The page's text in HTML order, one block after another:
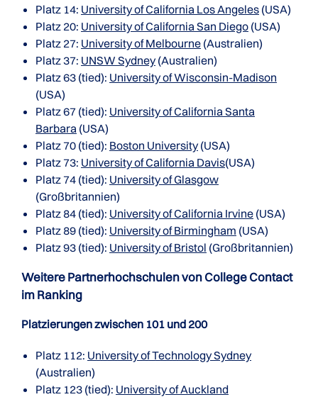
Platz 14: University of California Los Angeles (USA)
Platz 20: University of California San Diego (USA)
Platz 27: University of Melbourne (Australien)
Platz 37: UNSW Sydney(Australien)
Platz 63 (tied): University of Wisconsin-Madison
(USA)
Platz 67 (tied): University of California Santa
Barbara (USA)
Platz 70 (tied): Boston University(USA)
Platz 73: University of California Davis(USA)
Platz 74 (tied): University of Glasgow
(Großbritannien)
Platz 84 (tied): University of California Irvine (USA)
Platz 89 (tied): University of Birmingham (USA)
Platz 93 (tied): University of Bristol (Großbritannien)
Weitere Partnerhochschulen von College Contact
im Ranking
Platzierungen zwischen 101 und 200
Platz 112: University of Technology Sydney
(Australien)
Platz 123 (tied): University of Auckland